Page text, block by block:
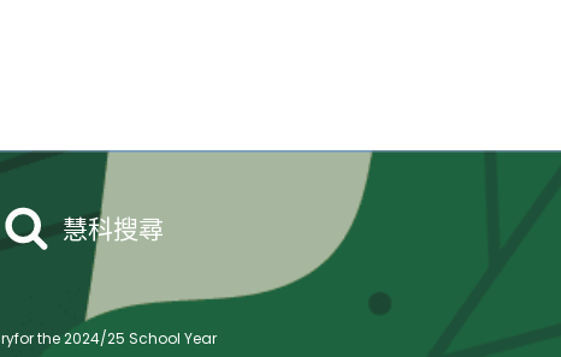
慧科搜尋
the 2024/25 School Year